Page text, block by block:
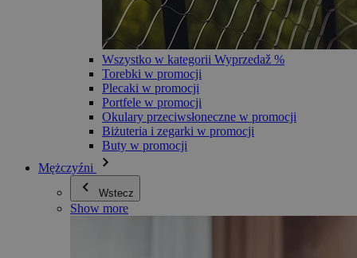
Wszystko w kategorii Wyprzedaž %
Torebki w promocji
Plecaki w promocji
Portfele w promocji
Okulary przeciwsłoneczne w promocji
Biżuteria i zegarki w promocji
Buty w promocji
Mężczyźni
Wstecz
Show more